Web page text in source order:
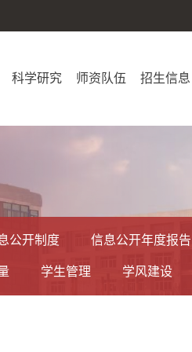
科学研究 师资队伍 招生信息
公开制度 信息公开年度报告
学生管理 学风建设